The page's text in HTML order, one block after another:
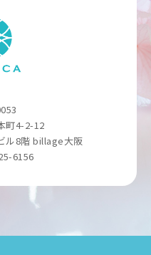
町4-2-12
ル8階 billage大阪
6156